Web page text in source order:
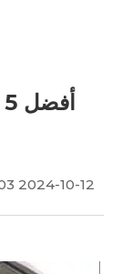
2024-10-12 00:00:03